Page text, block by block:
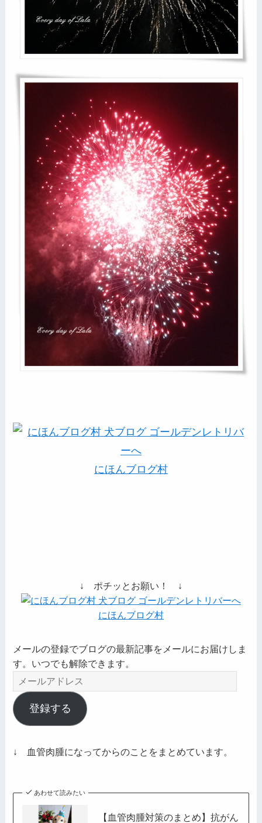
にほんブログ村
↓ ポチッとお願い！ ↓
にほんブログ村
メールの登録でブログの最新記事をメールにお届けしま
す。いつでも解除できます。
ー
ル
ア
レ
登録する
↓ 血管肉腫になってからのことをまとめています。
あわせて読みたい
【血管肉腫対策のまとめ】抗がん